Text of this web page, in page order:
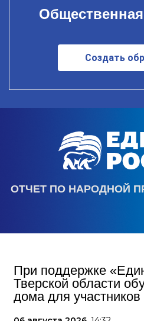
Создать
ОТЧЕТ ПО НАРОДНОЙ
При поддержке
Тверской области
дома для